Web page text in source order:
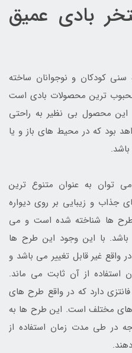
بادی عمیق
کودکان و نوجوانان ساخته
ترین محصولات بادی است
این محصول بی نظیر به راحتی
بود که در محیط های باز و یا
توان به عنوان متنوع ترین
و زیبایی بر روی دیواره
طرح ها شناخته شده است و می
با این وجود این طرح ها
غیر قابل تغییر می باشد و
از آن ثابت می ماند.
دارد که در واقع طرح های
های مختلف است. این طرح ها به
در طی مدت زمان استفاده از